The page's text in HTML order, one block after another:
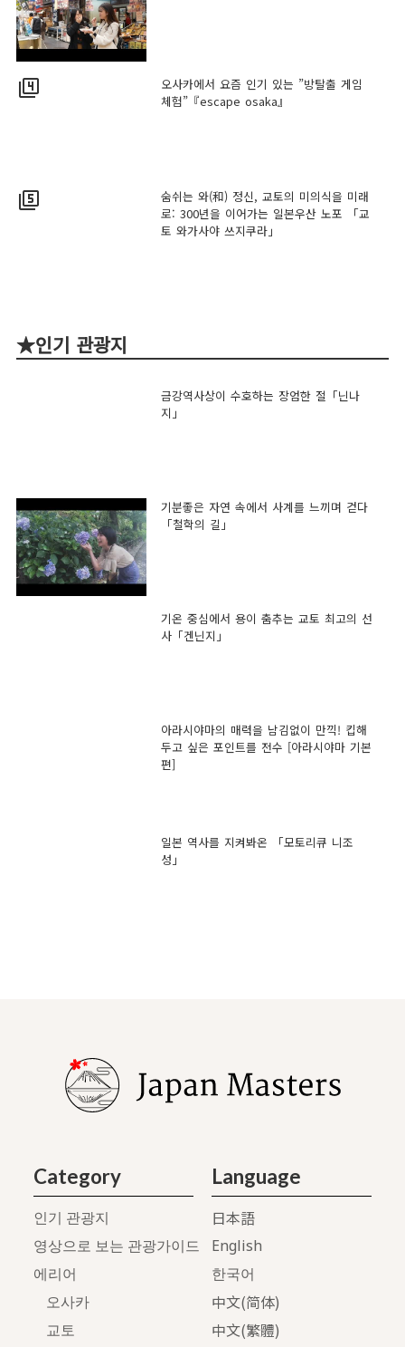
filter_4
오사카에서 요즘 인기 있는 ”방탈출 게임
체험”『escape osaka』
filter_5
숨쉬는 와(和) 정신, 교토의 미의식을 미래
로: 300년을 이어가는 일본우산 노포 「교
토 와가사야 쓰지쿠라」
★인기 관광지
금강역사상이 수호하는 장엄한 절「닌나
지」
기분좋은 자연 속에서 사계를 느끼며 걷다
「철학의 길」
기온 중심에서 용이 춤추는 교토 최고의 선
사「겐닌지」
아라시야마의 매력을 남김없이 만끽! 킵해
두고 싶은 포인트를 전수 [아라시야마 기본
편]
일본 역사를 지켜봐온 「모토리큐 니조
성」
Category
인기 관광지
영상으로 보는 관광가이드
에리어
오사카
교토
Language
日本語
English
한국어
中文(简体)
中文(繁體)